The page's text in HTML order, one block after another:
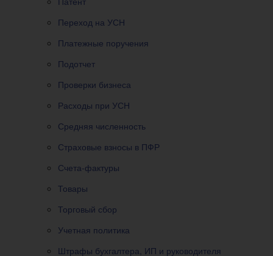
Переход на УСН
Платежные поручения
Подотчет
Проверки бизнеса
Расходы при УСН
Средняя численность
Страховые взносы в ПФР
Счета-фактуры
Товары
Торговый сбор
Учетная политика
Штрафы бухгалтера, ИП и руководителя